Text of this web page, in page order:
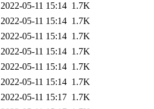
2022-05-11 15:14 1.7K
2022-05-11 15:14 1.7K
2022-05-11 15:14 1.7K
2022-05-11 15:14 1.7K
2022-05-11 15:14 1.7K
2022-05-11 15:14 1.7K
2022-05-11 15:17 1.7K